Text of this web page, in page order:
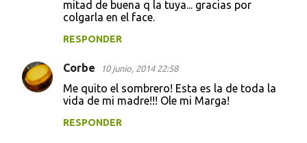
mitad de buena q la tuya... gracias por
colgarla en el face.
RESPONDER
Corbe 10 junio, 2014 22:58
Me quito el sombrero! Esta es la de toda la
vida de mi madre!!! Ole mi Marga!
RESPONDER